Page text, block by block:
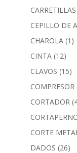
CARRETILLAS
CEPILLO DE
CHAROLA (1)
CINTA (12)
CLAVOS (15)
COMPRESOR
CORTADOR
CORTE METAL
DADOS (26)